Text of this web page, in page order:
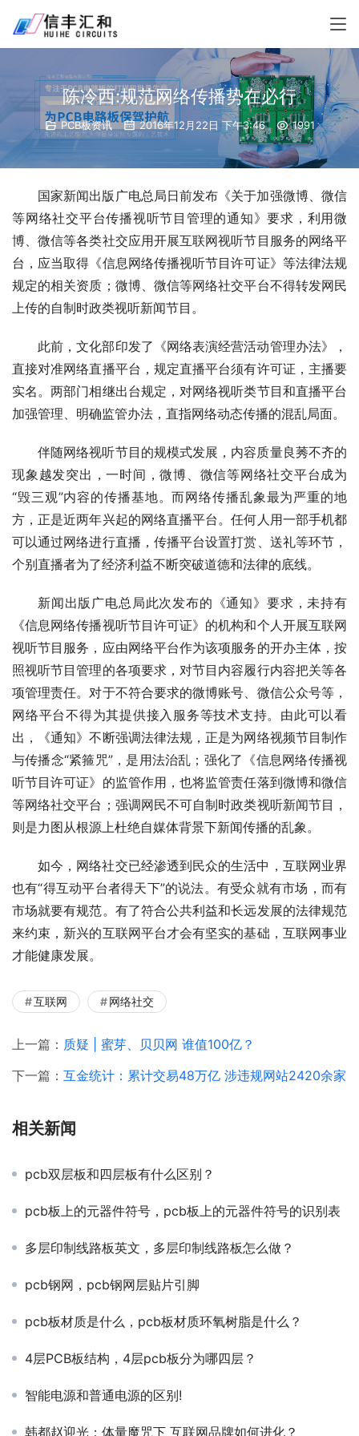
陈冷西:规范网络传播势在必行
PCB板资讯 2016年12月22日 下午3:46 1991
国家新闻出版广电总局日前发布《关于加强微博、微信
等网络社交平台传播视听节目管理的通知》要求，利用微
博、微信等各类社交应用开展互联网视听节目服务的网络平
台，应当取得《信息网络传播视听节目许可证》等法律法规
规定的相关资质；微博、微信等网络社交平台不得转发网民
上传的自制时政类视听新闻节目。
此前，文化部印发了《网络表演经营活动管理办法》，
直接对准网络直播平台，规定直播平台须有许可证，主播要
实名。两部门相继出台规定，对网络视听类节目和直播平台
加强管理、明确监管办法，直指网络动态传播的混乱局面。
伴随网络视听节目的规模式发展，内容质量良莠不齐的
现象越发突出，一时间，微博、微信等网络社交平台成为
“毁三观”内容的传播基地。而网络传播乱象最为严重的地
方，正是近两年兴起的网络直播平台。任何人用一部手机都
可以通过网络进行直播，传播平台设置打赏、送礼等环节，
个别直播者为了经济利益不断突破道德和法律的底线。
新闻出版广电总局此次发布的《通知》要求，未持有
《信息网络传播视听节目许可证》的机构和个人开展互联网
视听节目服务，应由网络平台作为该项服务的开办主体，按
照视听节目管理的各项要求，对节目内容履行内容把关等各
项管理责任。对于不符合要求的微博账号、微信公众号等，
网络平台不得为其提供接入服务等技术支持。由此可以看
出，《通知》不断强调法律法规，正是为网络视频节目制作
与传播念“紧箍咒”，是用法治乱；强化了《信息网络传播视
听节目许可证》的监管作用，也将监管责任落到微博和微信
等网络社交平台；强调网民不可自制时政类视听新闻节目，
则是力图从根源上杜绝自媒体背景下新闻传播的乱象。
如今，网络社交已经渗透到民众的生活中，互联网业界
也有“得互动平台者得天下”的说法。有受众就有市场，而有
市场就要有规范。有了符合公共利益和长远发展的法律规范
来约束，新兴的互联网平台才会有坚实的基础，互联网事业
才能健康发展。
互联网 网络社交
上一篇： 质疑 | 蜜芽、贝贝网 谁值100亿？
下一篇： 互金统计：累计交易48万亿 涉违规网站2420余家
相关新闻
pcb双层板和四层板有什么区别？
pcb板上的元器件符号，pcb板上的元器件符号的识别表
多层印制线路板英文，多层印制线路板怎么做？
pcb钢网，pcb钢网层贴片引脚
pcb板材质是什么，pcb板材质环氧树脂是什么？
4层PCB板结构，4层pcb板分为哪四层？
智能电源和普通电源的区别!
韩都赵迎光：体量魔咒下 互联网品牌如何进化？